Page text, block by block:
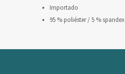
Importado
95 % poliéster / 5 % spandex